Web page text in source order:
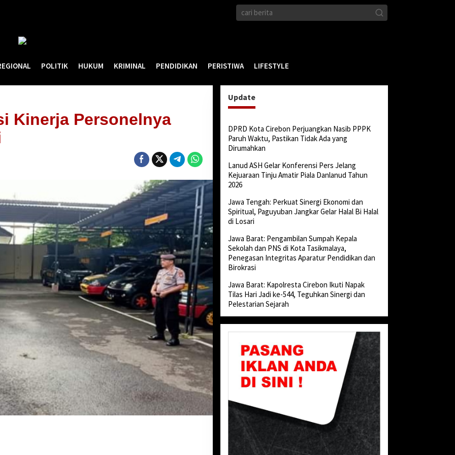
POLITIK HUKUM KRIMINAL PENDIDIKAN PERISTIWA LIFESTYLE
Kinerja Personelnya
Update
DPRD Kota Cirebon Perjuangkan Nasib PPPK
Paruh Waktu, Pastikan Tidak Ada yang
Dirumahkan
Lanud ASH Gelar Konferensi Pers Jelang
Kejuaraan Tinju Amatir Piala Danlanud Tahun
2026
Jawa Tengah: Perkuat Sinergi Ekonomi dan
Spiritual, Paguyuban Jangkar Gelar Halal Bi Halal
di Losari
Jawa Barat: Pengambilan Sumpah Kepala
Sekolah dan PNS di Kota Tasikmalaya,
Penegasan Integritas Aparatur Pendidikan dan
Birokrasi
Jawa Barat: Kapolresta Cirebon Ikuti Napak
Tilas Hari Jadi ke-544, Teguhkan Sinergi dan
Pelestarian Sejarah